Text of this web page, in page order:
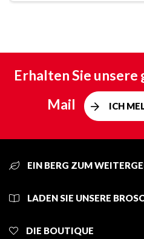
Erhalten Sie unsere
Mail
ICH
EIN BERG ZUM
LADEN SIE UNSERE
DIE BOUTIQUE